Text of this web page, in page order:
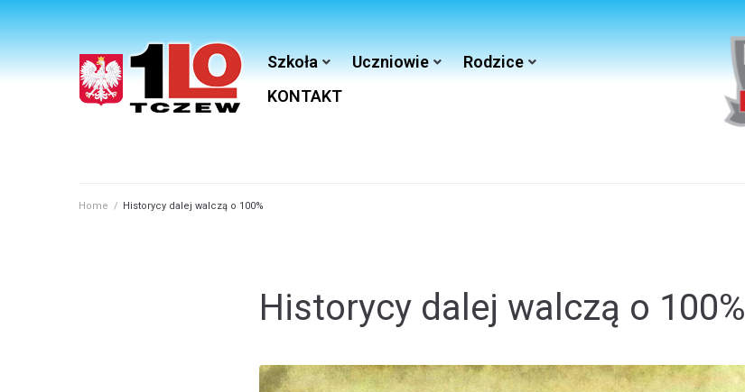
Szkoła Uczniowie
Rodzice
KONTAKT
Home / Historycy dalej walczą o 100%
Historycy dalej walczą o 100%